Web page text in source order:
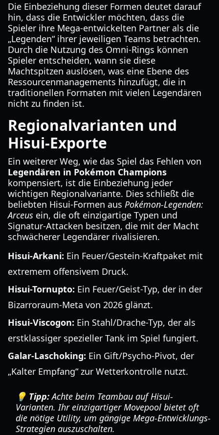
Die Einbeziehung dieser Formen deutet darauf
hin, dass die Entwickler möchten, dass die
Spieler ihre Mega-entwickelten Partner als die
„Legenden“ ihrer jeweiligen Teams betrachten.
Durch die Nutzung des Omni-Rings können
Spieler entscheiden, wann sie diese
Machtspitzen auslösen, was eine Ebene des
Ressourcenmanagements hinzufügt, die in
traditionellen Formaten mit vielen Legendären
nicht zu finden ist.
Regionalvarianten und
Hisui-Exporte
Ein weiterer Weg, wie das Spiel das Fehlen von
Legendären in Pokémon Champions
kompensiert, ist die Einbeziehung jeder
wichtigen Regionalvariante. Dies schließt die
beliebten Hisui-Formen aus Pokémon-Legenden:
Arceus ein, die oft einzigartige Typen und
Signatur-Attacken besitzen, die mit der Macht
schwächerer Legendärer rivalisieren.
Hisui-Arkani: Ein Feuer/Gestein-Kraftpaket mit
extremem offensivem Druck.
Hisui-Tornupto: Ein Feuer/Geist-Typ, der in der
Bizarroraum-Meta von 2026 glänzt.
Hisui-Viscogon: Ein Stahl/Drache-Typ, der als
erstklassiger spezieller Tank im Spiel fungiert.
Galar-Laschoking: Ein Gift/Psycho-Pivot, der
„Kalter Empfang“ zur Wetterkontrolle nutzt.
💡 Tipp:Achte beim Teambau auf Hisui-
Varianten. Ihr einzigartiger Movepool bietet oft
die nötige Utility, um gängige Mega-Entwicklungs-
Strategien auszuschalten.